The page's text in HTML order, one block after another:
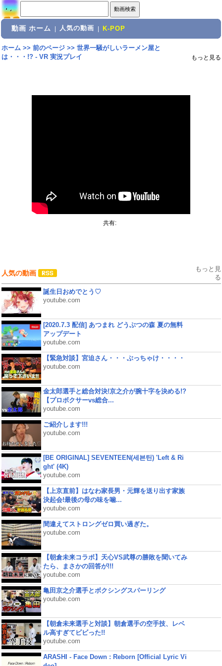
動画 ホーム 人気の動画 K-POP
ホーム>> 前のページ>> 世界一騒がしいラーメン屋と
は・・・!? - VR 実況プレイ
もっと見る
共有:
人気の動画
もっと見
る
誕生日おめでとう♡
youtube.com
[2020.7.3 配信] あつまれ どうぶつの森 夏の無料
アップデート
youtube.com
【緊急対談】宮迫さん・・・ぶっちゃけ・・・・
youtube.com
金太郎選手と総合対決!京之介が腕十字を決める!?
【プロボクサーvs総合...
youtube.com
ご紹介します!!!
youtube.com
[BE ORIGINAL] SEVENTEEN(세븐틴) 'Left & Ri
ght' (4K)
youtube.com
【上京直前】はなわ家長男・元輝を送り出す家族
決起会!最後の母の味を噛...
youtube.com
間違えてストロングゼロ買い過ぎた。
youtube.com
【朝倉未来コラボ】天心VS武尊の勝敗を聞いてみ
たら、まさかの回答が!!!
youtube.com
亀田京之介選手とボクシングスパーリング
youtube.com
【朝倉未来選手と対談】朝倉選手の空手技、レベ
ル高すぎてビビった!!
youtube.com
ARASHI - Face Down : Reborn [Official Lyric Vi